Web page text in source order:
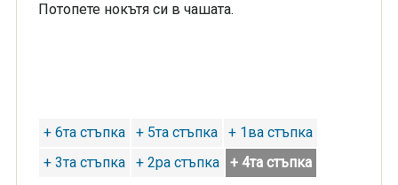
Потопете нокътя си в чашата.
+ 6та стъпка + 5та стъпка
+ 1ва стъпка
+ 3та стъпка
+ 2ра стъпка + 4та стъпка